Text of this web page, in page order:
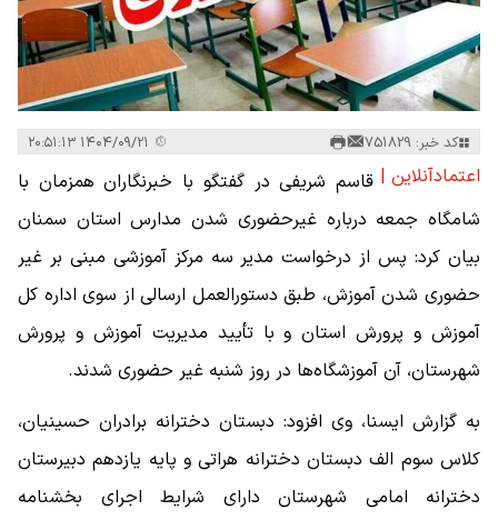
کد خبر: 751829
اعتمادآنلاین | قاسم شریفی در گفتگو با خبرنگاران همزمان با
شامگاه جمعه درباره غیرحضوری شدن مدارس استان سمنان
بیان کرد: پس از درخواست مدیر سه مرکز آموزشی مبنی بر غیر
حضوری شدن آموزش، طبق دستورالعمل ارسالی از سوی اداره کل
آموزش و پرورش استان و با تأیید مدیریت آموزش و پرورش
شهرستان، آن آموزشگاه‌ها در روز شنبه غیر حضوری شدند.
به گزارش ایسنا، وی افزود: دبستان دخترانه برادران حسینیان،
کلاس سوم الف دبستان دخترانه هراتی و پایه یازدهم دبیرستان
دخترانه امامی شهرستان دارای شرایط اجرای بخشنامه